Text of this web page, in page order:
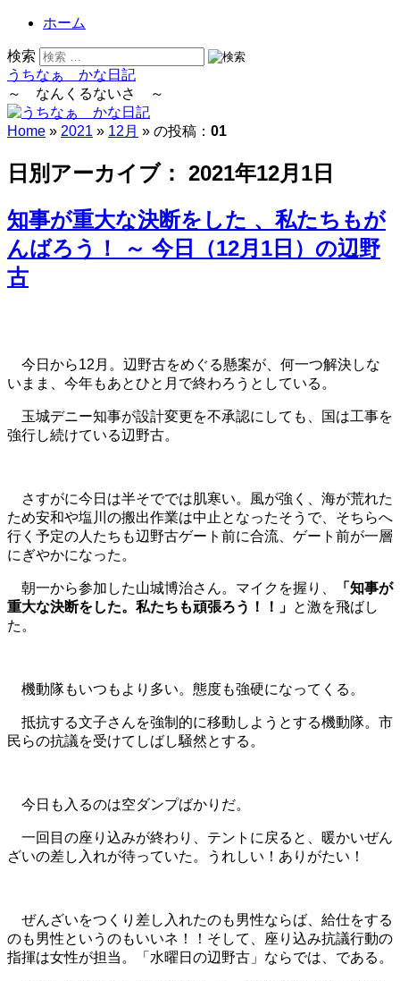
ホーム
検索
うちなぁ かな日記
～ なんくるないさ ～
Home » 2021 » 12月 » の投稿： 01
日別アーカイブ： 2021年12月1日
知事が重大な決断をした 、私たちもが
んばろう！ ～ 今日（12月1日）の辺野
古
今日から12月。辺野古をめぐる懸案が、何一つ解決しな
いまま、今年もあとひと月で終わろうとしている。
玉城デニー知事が設計変更を不承認にしても、国は工事を
強行し続けている辺野古。
さすがに今日は半そででは肌寒い。風が強く、海が荒れた
ため安和や塩川の搬出作業は中止となったそうで、そちらへ
行く予定の人たちも辺野古ゲート前に合流、ゲート前が一層
にぎやかになった。
朝一から参加した山城博治さん。マイクを握り、
「知事が
重大な決断をした。私たちも頑張ろう！！」 と激を飛ばし
た。
機動隊もいつもより多い。態度も強硬になってくる。
抵抗する文子さんを強制的に移動しようとする機動隊。市
民らの抗議を受けてしばし騒然とする。
今日も入るのは空ダンプばかりだ。
一回目の座り込みが終わり、テントに戻ると、暖かいぜん
ざいの差し入れが待っていた。うれしい！ありがたい！
ぜんざいをつくり差し入れたのも男性ならば、給仕をする
のも男性というのもいいネ！！そして、座り込み抗議行動の
指揮は女性が担当。「水曜日の辺野古」ならでは、である。